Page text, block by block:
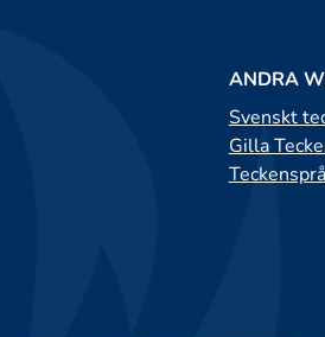
ANDRA
Svenskt
Gilla